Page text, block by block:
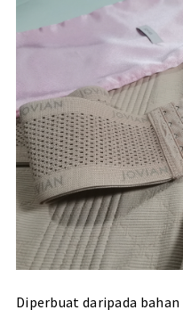
Diperbuat daripada